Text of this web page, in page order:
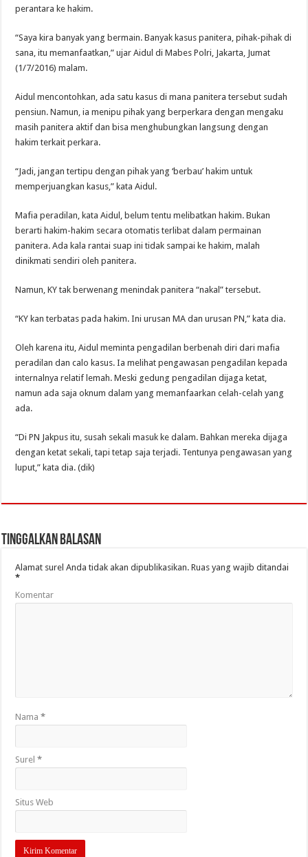
perantara ke hakim.
“Saya kira banyak yang bermain. Banyak kasus panitera, pihak-pihak di
sana, itu memanfaatkan,” ujar Aidul di Mabes Polri, Jakarta, Jumat
(1/7/2016) malam.
Aidul mencontohkan, ada satu kasus di mana panitera tersebut sudah
pensiun. Namun, ia menipu pihak yang berperkara dengan mengaku
masih panitera aktif dan bisa menghubungkan langsung dengan
hakim terkait perkara.
“Jadi, jangan tertipu dengan pihak yang ‘berbau’ hakim untuk
memperjuangkan kasus,” kata Aidul.
Mafia peradilan, kata Aidul, belum tentu melibatkan hakim. Bukan
berarti hakim-hakim secara otomatis terlibat dalam permainan
panitera. Ada kala rantai suap ini tidak sampai ke hakim, malah
dinikmati sendiri oleh panitera.
Namun, KY tak berwenang menindak panitera “nakal” tersebut.
“KY kan terbatas pada hakim. Ini urusan MA dan urusan PN,” kata dia.
Oleh karena itu, Aidul meminta pengadilan berbenah diri dari mafia
peradilan dan calo kasus. Ia melihat pengawasan pengadilan kepada
internalnya relatif lemah. Meski gedung pengadilan dijaga ketat,
namun ada saja oknum dalam yang memanfaarkan celah-celah yang
ada.
“Di PN Jakpus itu, susah sekali masuk ke dalam. Bahkan mereka dijaga
dengan ketat sekali, tapi tetap saja terjadi. Tentunya pengawasan yang
luput,” kata dia. (dik)
Tinggalkan Balasan
Alamat surel Anda tidak akan dipublikasikan. Ruas yang wajib ditandai
*
Komentar
Nama*
Surel*
Situs Web